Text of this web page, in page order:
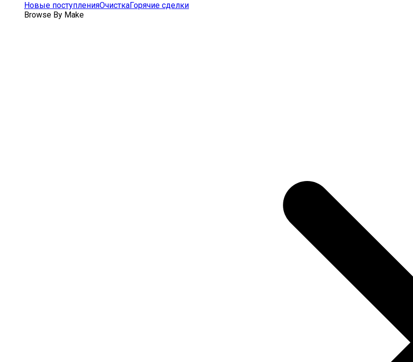
Новые поступленияОчисткаГорячие сделки
Browse By Make